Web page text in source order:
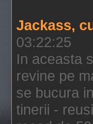
Jackass,
03:22:25
In aceasta
revine pe
se bucura
tinerii -